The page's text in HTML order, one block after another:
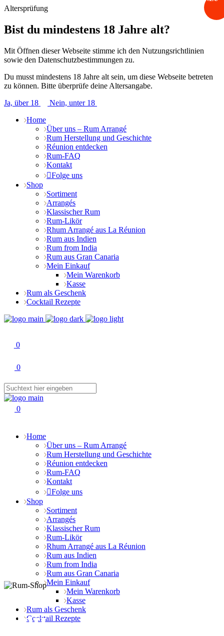
Altersprüfung
Bist du mindestens 18 Jahre alt?
Mit Öffnen dieser Webseite stimme ich den Nutzungsrichtlinien
sowie den Datenschutzbestimmungen zu.
Du musst mindestens 18 Jahre alt sein, um diese Webseite betreten
zu können. Bitte überprüfe deine Altersangabe.
Ja, über 18
Nein, unter 18
Home
Über uns – Rum Arrangé
Rum Herstellung und Geschichte
Réunion entdecken
Rum-FAQ
Kontakt
Folge uns
Shop
Sortiment
Arrangés
Klassischer Rum
Rum-Likör
Rhum Arrangé aus La Réunion
Rum aus Indien
Rum from India
Rum aus Gran Canaria
Mein Einkauf
Mein Warenkorb
Kasse
Rum als Geschenk
Cocktail Rezepte
0
0
0
Home
Über uns – Rum Arrangé
Rum Herstellung und Geschichte
Réunion entdecken
Rum-FAQ
Kontakt
Folge uns
Shop
Sortiment
Arrangés
Klassischer Rum
Rum-Likör
Rhum Arrangé aus La Réunion
Rum aus Indien
Rum from India
Rum aus Gran Canaria
Mein Einkauf
Mein Warenkorb
Kasse
Rum als Geschenk
Cocktail Rezepte
Neu